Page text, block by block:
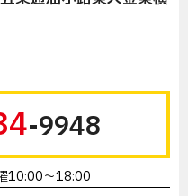
-9948
10:00～18:00